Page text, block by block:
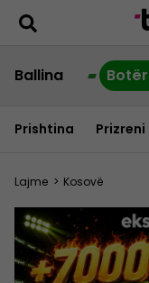
Ballina
Prishtina Prizreni
Lajme > Kosovë